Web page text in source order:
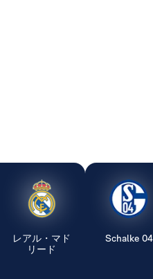
レアル・マド
リード
Schalke 04